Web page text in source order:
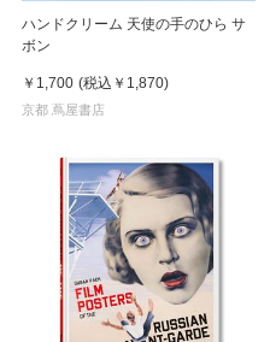
ハンドクリーム 天使の手のひら サ
ボン
￥1,700 (税込 ￥1,870)
京都 蔦屋書店